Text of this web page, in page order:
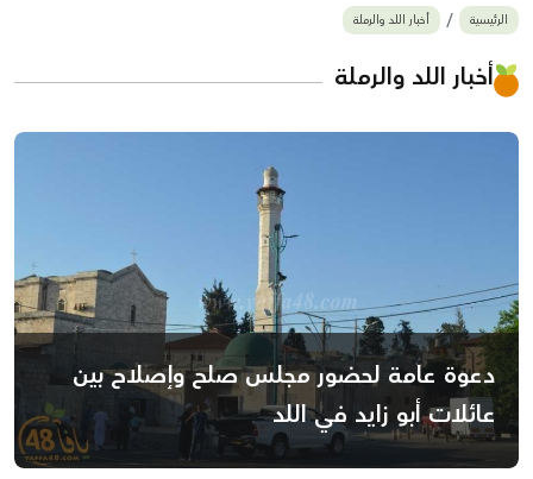
بيع وشراء
أخبار القدس
وفيات
الرئيسية أخبار اللد والرملة
أخبار اللد والرملة
دعوة عامة لحضور مجلس صلح وإصلاح بين
عائلات أبو زايد في اللد